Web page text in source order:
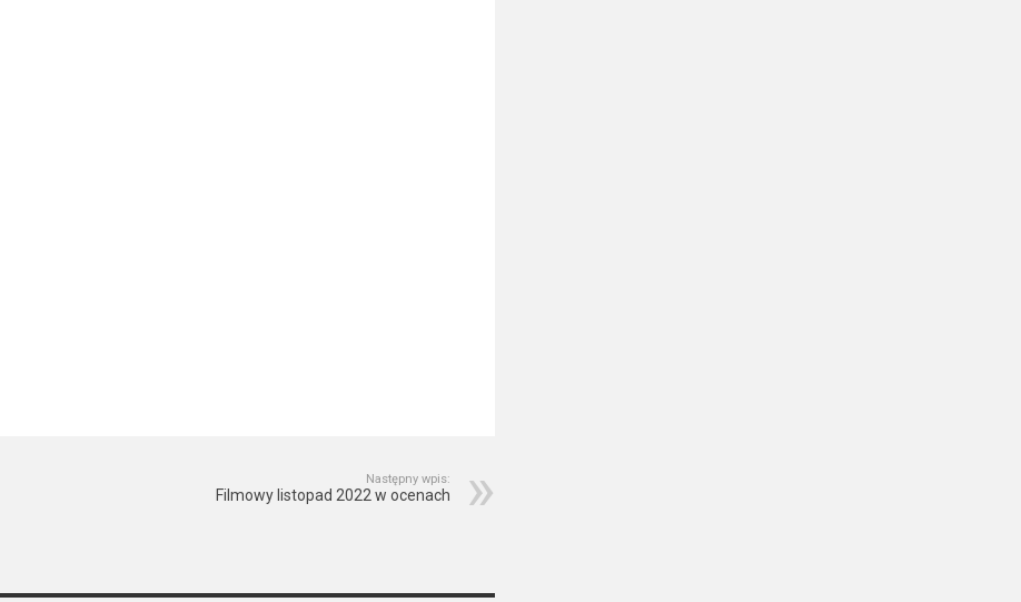
Następny wpis:
Filmowy listopad 2022 w ocenach